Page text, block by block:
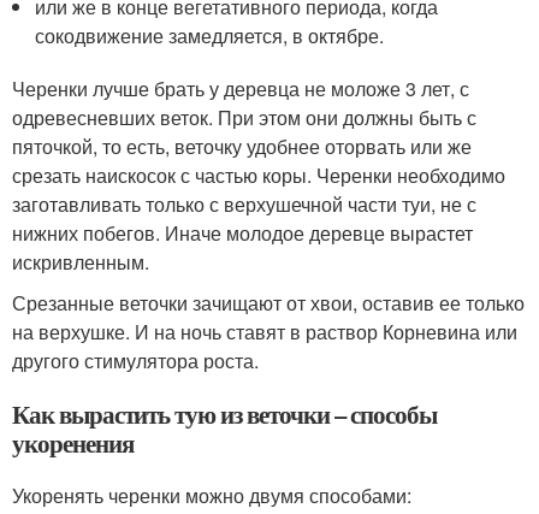
или же в конце вегетативного периода, когда
сокодвижение замедляется, в октябре.
Черенки лучше брать у деревца не моложе 3 лет, с
одревесневших веток. При этом они должны быть с
пяточкой, то есть, веточку удобнее оторвать или же
срезать наискосок с частью коры. Черенки необходимо
заготавливать только с верхушечной части туи, не с
нижних побегов. Иначе молодое деревце вырастет
искривленным.
Срезанные веточки зачищают от хвои, оставив ее только
на верхушке. И на ночь ставят в раствор Корневина или
другого стимулятора роста.
Как вырастить тую из веточки – способы
укоренения
Укоренять черенки можно двумя способами: